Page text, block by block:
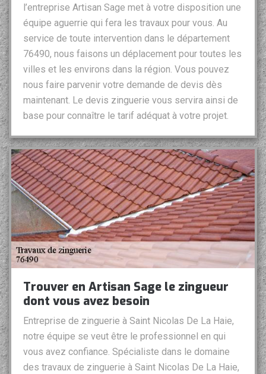
l’entreprise Artisan Sage met à votre disposition une
équipe aguerrie qui fera les travaux pour vous. Au
service de toute intervention dans le département
76490, nous faisons un déplacement pour toutes les
villes et les environs dans la région. Vous pouvez
nous faire parvenir votre demande de devis dès
maintenant. Le devis zinguerie vous servira ainsi de
base pour connaître le tarif adéquat à votre projet.
Trouver en Artisan Sage le zingueur
dont vous avez besoin
Entreprise de zinguerie à Saint Nicolas De La Haie,
notre équipe se veut être le professionnel en qui
vous avez confiance. Spécialiste dans le domaine
des travaux de zinguerie à Saint Nicolas De La Haie,